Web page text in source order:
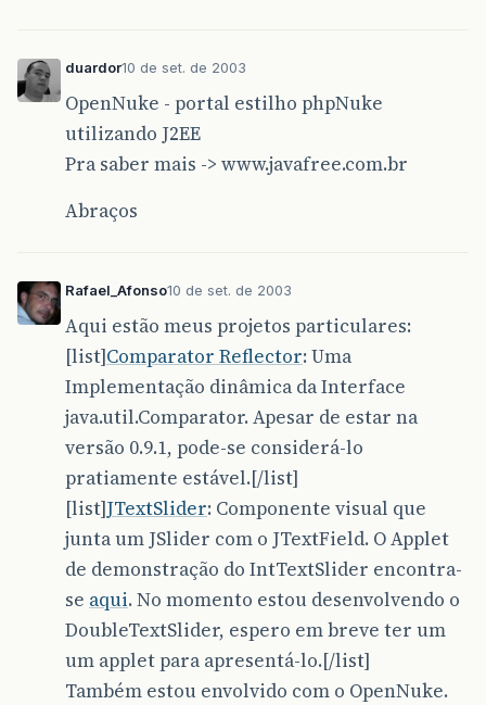
duardor10 de set. de 2003
OpenNuke - portal estilho phpNuke
utilizando J2EE
Pra saber mais -> www.javafree.com.br
Abraços
Rafael_Afonso10 de set. de 2003
Aqui estão meus projetos particulares:
[list]Comparator Reflector: Uma
Implementação dinâmica da Interface
java.util.Comparator. Apesar de estar na
versão 0.9.1, pode-se considerá-lo
pratiamente estável.[/list]
[list]JTextSlider: Componente visual que
junta um JSlider com o JTextField. O Applet
de demonstração do IntTextSlider encontra-
se aqui. No momento estou desenvolvendo o
DoubleTextSlider, espero em breve ter um
um applet para apresentá-lo.[/list]
Também estou envolvido com o OpenNuke.